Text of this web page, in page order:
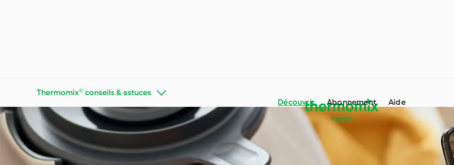
Découvrir Abonnement Aide
Thermomix® conseils & astuces
Faites connaissance avec
Cookidoo®
Apprendre avec Cookidoo®
Thermomix® conseils &
astuces